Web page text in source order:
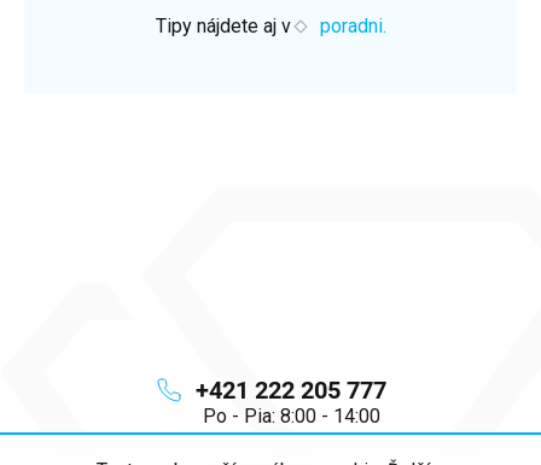
+421 222 205 777
Po - Pia: 8:00 - 14:00
Tipy nájdete aj v poradni.